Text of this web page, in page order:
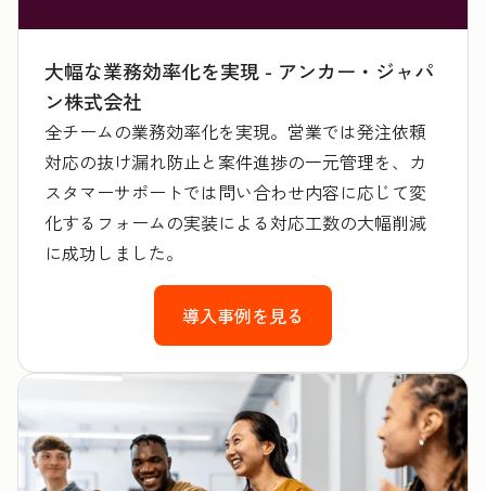
大幅な業務効率化を実現 - アンカー・ジャパ
ン株式会社
全チームの業務効率化を実現。営業では発注依頼
対応の抜け漏れ防止と案件進捗の一元管理を、カ
スタマーサポートでは問い合わせ内容に応じて変
化するフォームの実装による対応工数の大幅削減
に成功しました。
導入事例を見る